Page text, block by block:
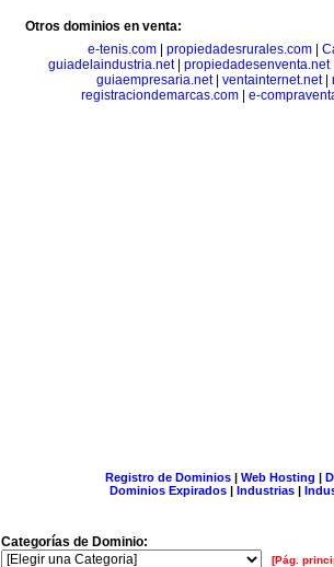
Otros dominios en venta:
e-tenis.com
propiedadesrurales.com
guiadelaindustria.net propiedadesenventa.net
guiaempresaria.net| ventainternet.net|
registraciondemarcas.com
e-
Registro de Dominios| Web Hosting |
Dominios Expirados | Industrias |
Categorías de Dominio:
[Pág.